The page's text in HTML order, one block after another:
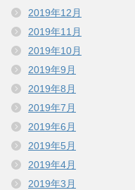
2019年12月
2019年11月
2019年10月
2019年9月
2019年8月
2019年7月
2019年6月
2019年5月
2019年4月
2019年3月